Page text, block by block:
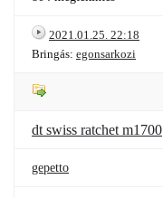
2021.01.25. 22:18
Bringás: egonsarkozi
dt swiss ratchet m1700
gepetto